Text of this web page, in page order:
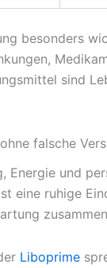
besonders
sind
falsche
Energie und
eine ruhige
Liboprime